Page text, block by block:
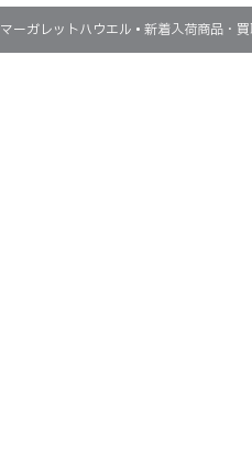
マーガレットハウエル • 新着入荷商品・